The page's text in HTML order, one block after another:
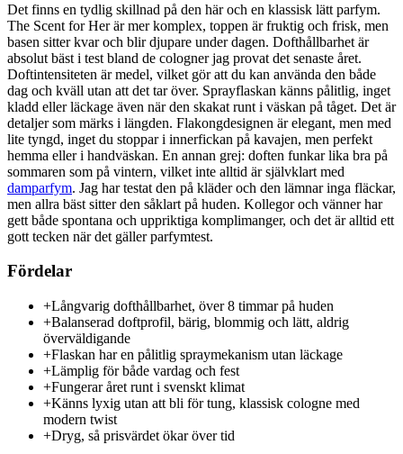
Det finns en tydlig skillnad på den här och en klassisk lätt parfym.
The Scent for Her är mer komplex, toppen är fruktig och frisk, men
basen sitter kvar och blir djupare under dagen. Dofthållbarhet är
absolut bäst i test bland de cologner jag provat det senaste året.
Doftintensiteten är medel, vilket gör att du kan använda den både
dag och kväll utan att det tar över. Sprayflaskan känns pålitlig, inget
kladd eller läckage även när den skakat runt i väskan på tåget. Det är
detaljer som märks i längden. Flakongdesignen är elegant, men med
lite tyngd, inget du stoppar i innerfickan på kavajen, men perfekt
hemma eller i handväskan. En annan grej: doften funkar lika bra på
sommaren som på vintern, vilket inte alltid är självklart med
damparfym. Jag har testat den på kläder och den lämnar inga fläckar,
men allra bäst sitter den såklart på huden. Kollegor och vänner har
gett både spontana och uppriktiga komplimanger, och det är alltid ett
gott tecken när det gäller parfymtest.
Fördelar
+Långvarig dofthållbarhet, över 8 timmar på huden
+Balanserad doftprofil, bärig, blommig och lätt, aldrig
överväldigande
+Flaskan har en pålitlig spraymekanism utan läckage
+Lämplig för både vardag och fest
+Fungerar året runt i svenskt klimat
+Känns lyxig utan att bli för tung, klassisk cologne med
modern twist
+Dryg, så prisvärdet ökar över tid